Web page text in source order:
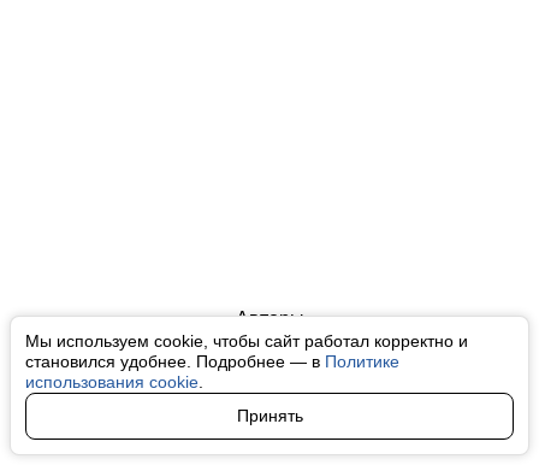
Мы используем cookie, чтобы сайт работал корректно и
становился удобнее. Подробнее — в Политике
использования cookie
Принять
Авторы
О нас
Архив
Условия использования cookie